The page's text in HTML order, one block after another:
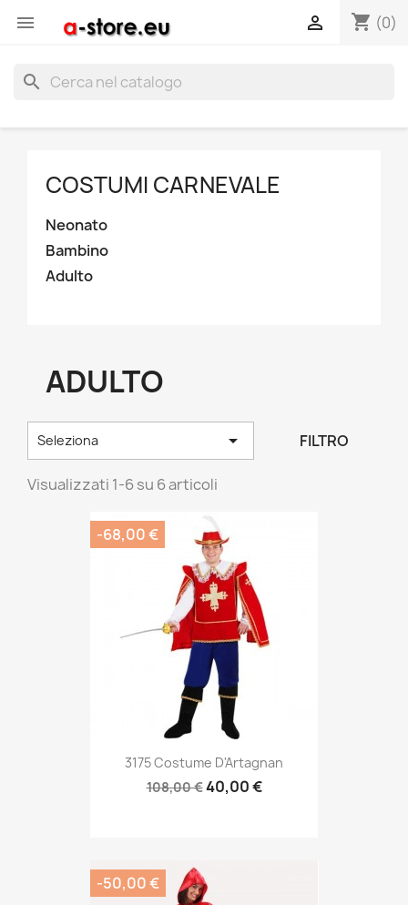
 shopping_cart (0)

search
COSTUMI CARNEVALE
Neonato
Bambino
Adulto
ADULTO
Seleziona  FILTRO
Visualizzati 1-6 su 6 articoli
3175 Costume D'Artagnan
108,00 €40,00 €
-68,00 €
-50,00 €